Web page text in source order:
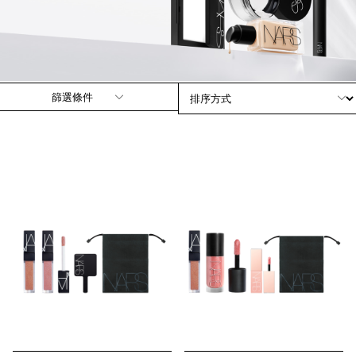
試用送到家
新客專屬優惠
眼部
篩選條件